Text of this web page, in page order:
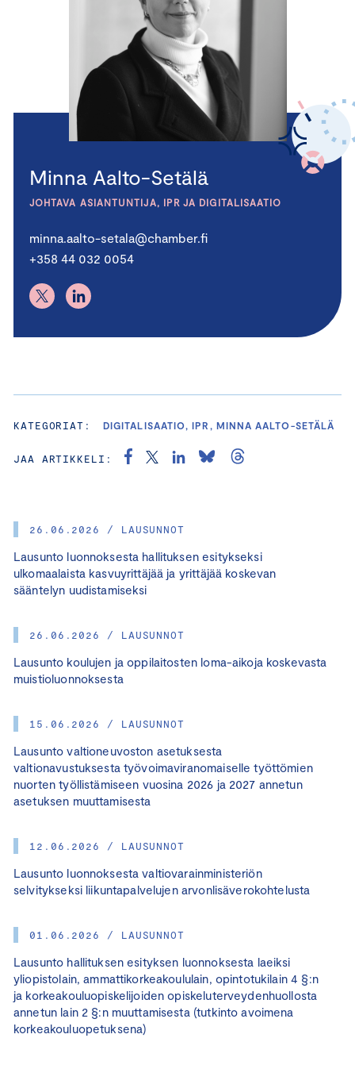
26.06.2026 / LAUSUNNOT
Lausunto luonnoksesta hallituksen esitykseksi
ulkomaalaista kasvuyrittäjää ja yrittäjää koskevan
sääntelyn uudistamiseksi
26.06.2026 / LAUSUNNOT
Lausunto koulujen ja oppilaitosten loma-aikoja koskevasta
muistioluonnoksesta
15.06.2026 / LAUSUNNOT
Lausunto valtioneuvoston asetuksesta
valtionavustuksesta työvoimaviranomaiselle työttömien
nuorten työllistämiseen vuosina 2026 ja 2027 annetun
asetuksen muuttamisesta
12.06.2026 / LAUSUNNOT
Lausunto luonnoksesta valtiovarainministeriön
selvitykseksi liikuntapalvelujen arvonlisäverokohtelusta
01.06.2026 / LAUSUNNOT
Lausunto hallituksen esityksen luonnoksesta laeiksi
yliopistolain, ammattikorkeakoululain, opintotukilain 4 §:n
ja korkeakouluopiskelijoiden opiskeluterveydenhuollosta
annetun lain 2 §:n muuttamisesta (tutkinto avoimena
korkeakouluopetuksena)
Minna Aalto-Setälä
JOHTAVA ASIANTUNTIJA, IPR JA DIGITALISAATIO
minna.aalto-setala@chamber.fi
+358 44 032 0054
KATEGORIAT: DIGITALISAATIO, IPR, MINNA AALTO-SETÄLÄ
JAA ARTIKKELI: